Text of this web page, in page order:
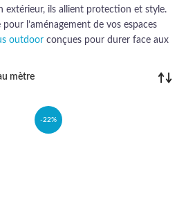
extérieur, ils allient protection et style.
l’aménagement de vos espaces
outdoor conçues pour durer face aux
mètre
-22%